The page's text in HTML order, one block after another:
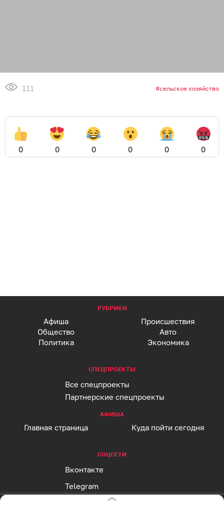
111 сельское хозяйство
0 0 0 0 0 0
РУБРИКИ
Афиша
Происшествия
Общество
Авто
Политика
Экономика
СПЕЦПРОЕКТЫ
Все спецпроекты
Партнерские спецпроекты
АФИША
Главная страница Куда пойти сегодня
СОЦСЕТИ
Вконтакте
Telegram